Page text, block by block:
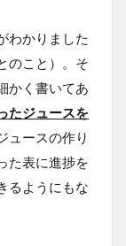
わかりました
のこと）。そ
かく書いてあ
たジュースを
ュースの作り
た表に進捗を
るようにもな